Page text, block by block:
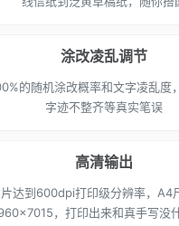
涂改凌乱调节
的随机涂改概率和文字凌乱度
字迹不整齐等真实笔误
高清输出
达到600dpi打印级分辨率，A4
，打印出来和真手写没